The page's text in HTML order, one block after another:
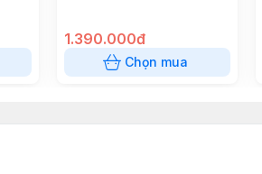
1.390.000đ
Chọn mua